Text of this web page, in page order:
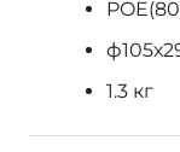
1.3 кг